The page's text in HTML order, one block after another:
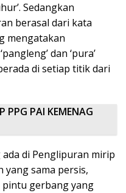
Sedangkan
berasal dari kata
mengatakan
dan ‘pura’
di setiap titik dari
PPG PAI KEMENAG
di Penglipuran mirip
yang sama persis,
gerbang yang